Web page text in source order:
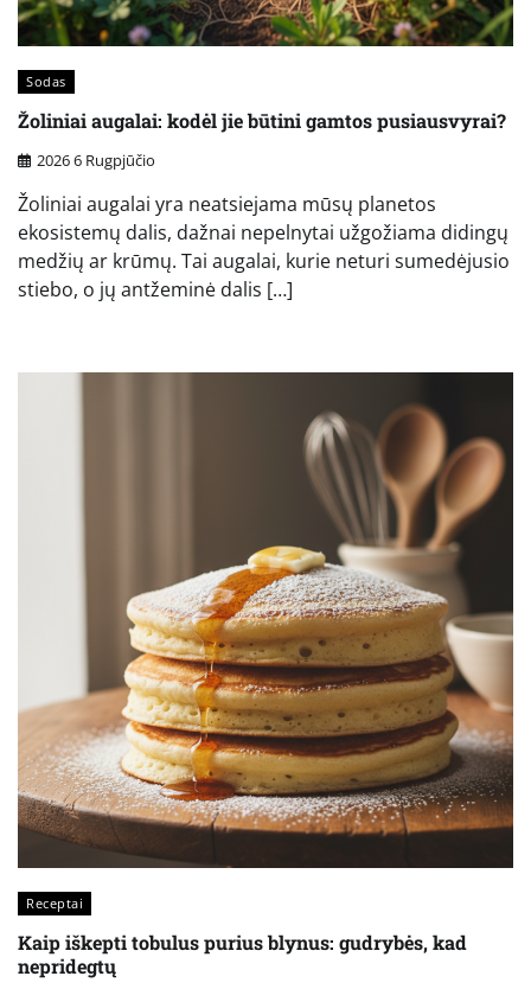
Sodas
Žoliniai augalai: kodėl jie būtini gamtos pusiausvyrai?
2026 6 Rugpjūčio
Žoliniai augalai yra neatsiejama mūsų planetos
ekosistemų dalis, dažnai nepelnytai užgožiama didingų
medžių ar krūmų. Tai augalai, kurie neturi sumedėjusio
stiebo, o jų antžeminė dalis […]
Receptai
Kaip iškepti tobulus purius blynus: gudrybės, kad
nepridegtų